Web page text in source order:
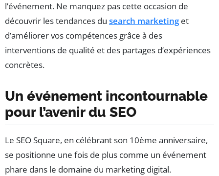
l’événement. Ne manquez pas cette occasion de
découvrir les tendances du search marketinget
d’améliorer vos compétences grâce à des
interventions de qualité et des partages d’expériences
concrètes.
Un événement incontournable
pour l’avenir du SEO
Le SEO Square, en célébrant son 10ème anniversaire,
se positionne une fois de plus comme un événement
phare dans le domaine du marketing digital.